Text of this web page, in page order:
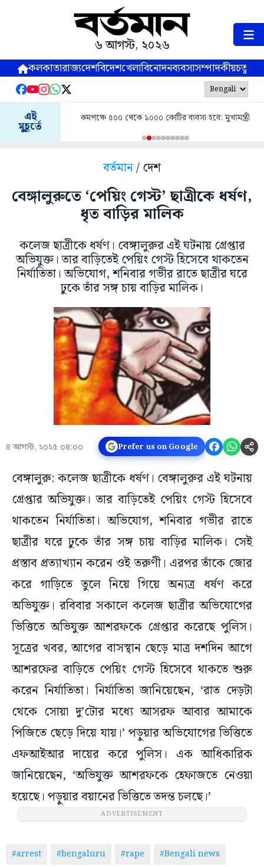
৬ আগস্ট, ২০২৬
কলকাতারাজ্যদেশবিদেশখেলাবিনোদনব্যবসাসম্পাদকীয়
এই
মুহূর্তে
কমপক্ষে ৫০০ থেকে ১০০০ কোটির ব্যবসা হবে: মুখ্যমন্ত্রী
বর্তমান/ দেশ
বেঙ্গালুরুতে ‘পেয়িং গেস্ট’ ছাত্রীকে ধর্ষণ,
ধৃত বাড়ির মালিক
কলেজ ছাত্রীকে ধর্ষণ। বেঙ্গালুরুর এই ঘটনায় গ্রেপ্তার
অভিযুক্ত। তার বাড়িতেই পেয়িং গেস্ট হিসেবে থাকতেন
নির্যাতিতা। অভিযোগ, শনিবার গভীর রাতে ছাত্রীর ঘরে
ঢুকে তাঁর সঙ্গ চায় বাড়ির মালিক।
৪ আগস্ট, ২০২৫ ০৪:০০ Prefer us on Google
বেঙ্গালুরু: কলেজ ছাত্রীকে ধর্ষণ। বেঙ্গালুরুর এই ঘটনায়
গ্রেপ্তার অভিযুক্ত। তার বাড়িতেই পেয়িং গেস্ট হিসেবে
থাকতেন নির্যাতিতা। অভিযোগ, শনিবার গভীর রাতে
ছাত্রীর ঘরে ঢুকে তাঁর সঙ্গ চায় বাড়ির মালিক। সেই
প্রস্তাব প্রত্যাখ্যান করেন ওই তরুণী। এরপর তাঁকে জোর
করে গাড়িতে তুলে নিয়ে গিয়ে অন্যত্র ধর্ষণ করে
অভিযুক্ত। রবিবার সকালে কলেজ ছাত্রীর অভিযোগের
ভিত্তিতে অভিযুক্ত আশরফকে গ্রেপ্তার করেছে পুলিস।
সূত্রের খবর, আগের বাসস্থান ছেড়ে মাত্র দশদিন আগে
আশরফের বাড়িতে পেয়িং গেস্ট হিসেবে থাকতে শুরু
করেন নির্যাতিতা। নির্যাতিতা জানিয়েছেন, ‘রাত দেড়টা
থেকে সোয়া দু’টোর মধ্যে আসরফ আবার আমাকে
পিজিতে ছেড়ে দিয়ে যায়।’ পড়ুয়ার অভিযোগের ভিত্তিতে
এফআইআর দায়ের করে পুলিস। এক আধিকারিক
জানিয়েছেন, ‘অভিযুক্ত আশরফকে হেফাজতে নেওয়া
হয়েছে। পড়ুয়ার বয়ানের ভিত্তিতে তদন্ত চলছে।’
ADVERTISEMENT
#arrest #bengaluru #rape
#Bengali news